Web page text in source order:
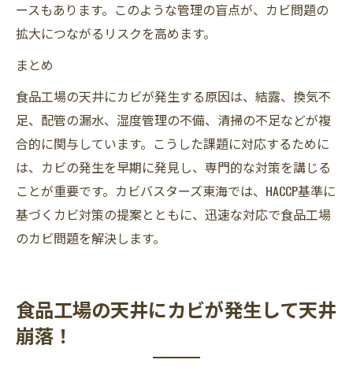
ースもあります。このような管理の盲点が、カビ問題の
拡大につながるリスクを高めます。
まとめ
食品工場の天井にカビが発生する原因は、結露、換気不
足、配管の漏水、湿度管理の不備、清掃の不足などが複
合的に関与しています。こうした課題に対応するために
は、カビの発生を早期に発見し、専門的な対策を講じる
ことが重要です。カビバスターズ東海では、HACCP基準に
基づくカビ対策の提案とともに、迅速な対応で食品工場
のカビ問題を解決します。
食品工場の天井にカビが発生して天井
崩落！